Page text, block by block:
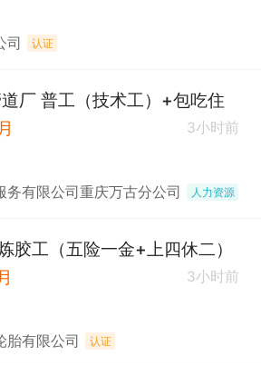
司 认证
厂 普工（技术工）+包吃住
3小时前
务有限公司重庆万古分公司 人力资源
胶工（五险一金+上四休二）
3小时前
胎有限公司 认证